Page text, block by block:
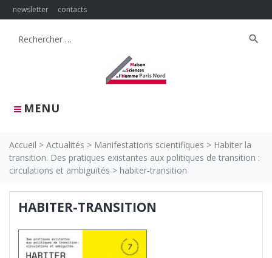
Skip
to
newsletter contacts
MENU
Search
search
Accueil > Actualités > Manifestations scientifiques > Habiter la
transition. Des pratiques existantes aux politiques de transition :
circulations et ambiguïtés > habiter-transition
HABITER-TRANSITION